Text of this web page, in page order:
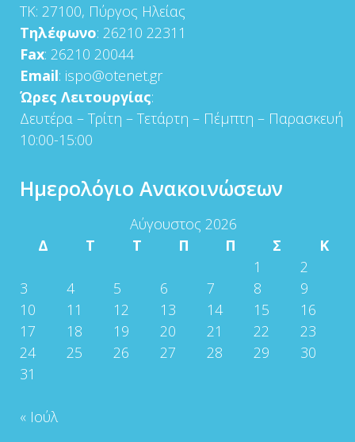
ΤΚ: 27100, Πύργος Ηλείας
Τηλέφωνο: 26210 22311
Fax: 26210 20044
Email: ispo@otenet.gr
Ώρες Λειτουργίας:
Δευτέρα – Τρίτη – Τετάρτη – Πέμπτη – Παρασκευή
10:00-15:00
Ημερολόγιο Ανακοινώσεων
Αύγουστος 2026
Δ
Τ Τ Π Π Σ
Κ
1
2
3
4 5 6 7 8
9
10
11 12 13 14 15
16
17
18 19 20 21 22
23
24
25 26 27 28 29
30
31
« Ιούλ